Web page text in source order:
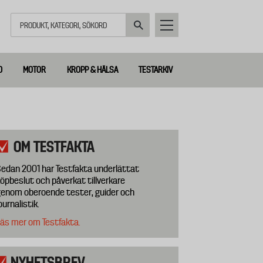
MOTOR KROPP & HÄLSA TESTARKIV
OM TESTFAKTA
2001 har Testfakta underlättat
och påverkat tillverkare
oberoende tester, guider och
mer om Testfakta.